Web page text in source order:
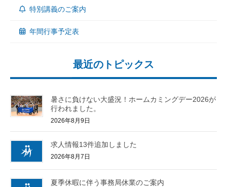
特別講義のご案内
年間行事予定表
最近のトピックス
暑さに負けない大盛況！ホームカミングデー2026が
行われました。
2026年8月9日
求人情報13件追加しました
2026年8月7日
夏季休暇に伴う事務局休業のご案内